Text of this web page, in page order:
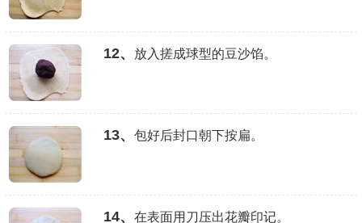
12、 放入搓成球型的豆沙馅。
13、 包好后封口朝下按扁。
14、 在表面用刀压出花瓣印记。